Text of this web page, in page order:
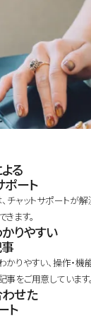
る
ポート
チャットサポートが
ます。
りやすい
かりやすい、操作・機
事をご用意しています。
せた
ト